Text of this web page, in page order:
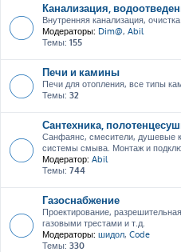
Канализация,
Внутренняя канализация,
Модераторы: Dim@, Abil
Темы: 155
Печи и камины
Печи для отопления, все типы
Темы: 32
Сантехника,
Санфаянс, смесители, душевые
системы смыва. Монтаж и
Модератор: Abil
Темы: 744
Газоснабжение
Проектирование,
газовыми трестами и т.д.
Модераторы: шидол, Code
Темы: 330